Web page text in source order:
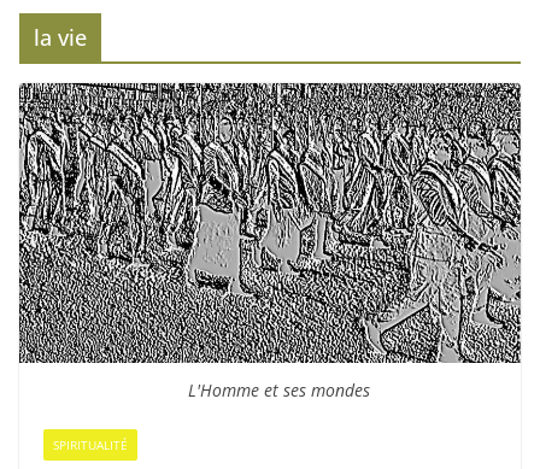
(4ème partie) : la conscience
la vie
L'Homme et ses mondes
SPIRITUALITÉ